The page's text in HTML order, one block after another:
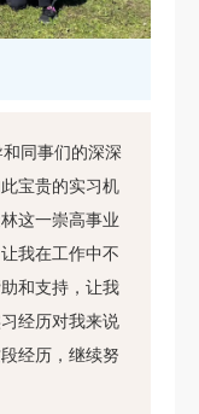
同事们的深深
宝贵的实习机
这一崇高事业
我在工作中不
和支持，让我
经历对我来说
经历，继续努